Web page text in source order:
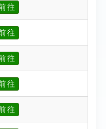
往
往
往
往
往